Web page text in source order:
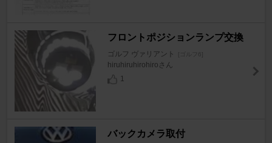
フロントポジションランプ交換
ゴルフ ヴァリアント
hiruhiruhirohiroさん
1
バックカメラ取付